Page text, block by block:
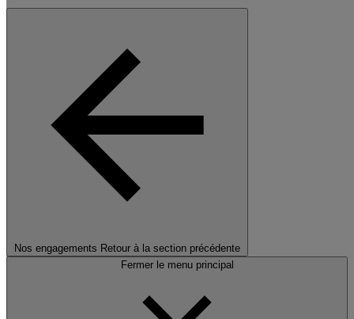
Nos engagements Retour à la section précédente
Fermer le menu principal